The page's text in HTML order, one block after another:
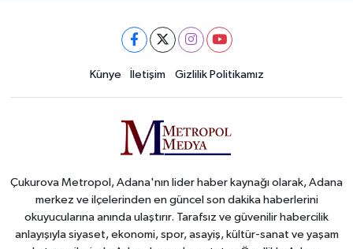
Künye İletişim Gizlilik Politikamız
Çukurova Metropol, Adana'nın lider haber kaynağı olarak, Adana
merkez ve ilçelerinden en güncel son dakika haberlerini
okuyucularına anında ulaştırır. Tarafsız ve güvenilir habercilik
anlayışıyla siyaset, ekonomi, spor, asayiş, kültür-sanat ve yaşam